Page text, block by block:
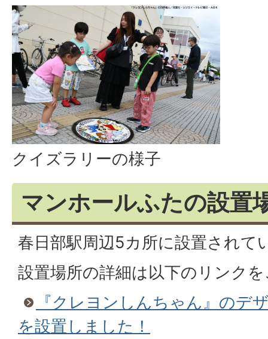
クイズラリーの様子
マンホールふたの設置
春日部駅周辺5カ所に設置されて
設置場所の詳細は以下のリンク
『クレヨンしんちゃん』のデ
を設置しました！